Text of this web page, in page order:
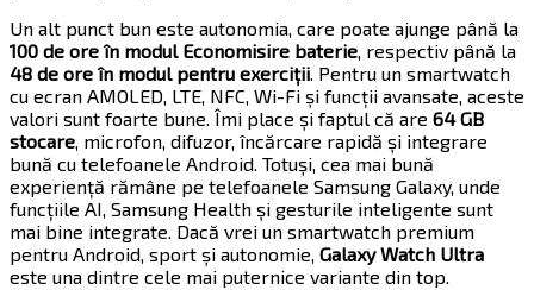
Un alt punct bun este autonomia, care poate ajunge până la
100 de ore în modul Economisire baterie, respectiv până la
48 de ore în modul pentru exerciții. Pentru un smartwatch
cu ecran AMOLED, LTE, NFC, Wi-Fi și funcții avansate, aceste
valori sunt foarte bune. Îmi place și faptul că are 64 GB
stocare, microfon, difuzor, încărcare rapidă și integrare
bună cu telefoanele Android. Totuși, cea mai bună
experiență rămâne pe telefoanele Samsung Galaxy, unde
funcțiile AI, Samsung Health și gesturile inteligente sunt
mai bine integrate. Dacă vrei un smartwatch premium
pentru Android, sport și autonomie, Galaxy Watch Ultra
este una dintre cele mai puternice variante din top.